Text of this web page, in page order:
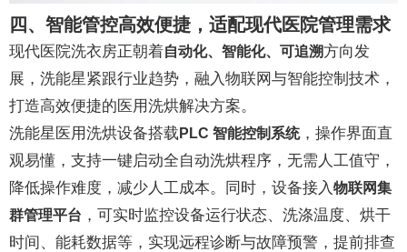
四、智能管控高效便捷，适配现代医院管理需求
现代医院洗衣房正朝着自动化、智能化、可追溯方向发
展，洗能星紧跟行业趋势，融入物联网与智能控制技术，
打造高效便捷的医用洗烘解决方案。
洗能星医用洗烘设备搭载 PLC 智能控制系统，操作界面直
观易懂，支持一键启动全自动洗烘程序，无需人工值守，
降低操作难度，减少人工成本。同时，设备接入物联网集
群管理平台 ，可实时监控设备运行状态、洗涤温度、烘干
时间、能耗数据等，实现远程诊断与故障预警，提前排查